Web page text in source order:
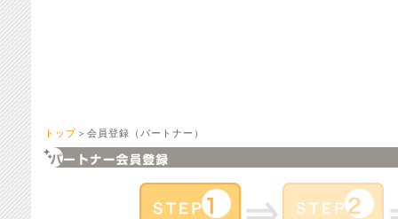
トップ ＞会員登録（パートナー）